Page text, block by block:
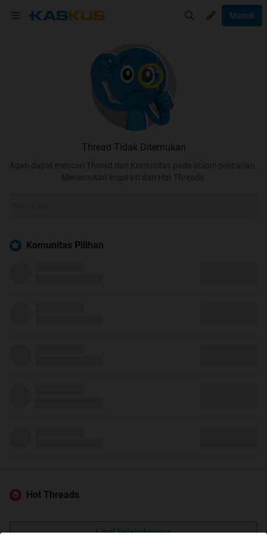
Masuk
Thread Tidak Ditemukan
Agan dapat mencari Thread dan Komunitas pada kolom pencarian.
Menemukan inspirasi dari Hot Threads.
Komunitas Pilihan
Hot Threads
Lihat Selengkapnya